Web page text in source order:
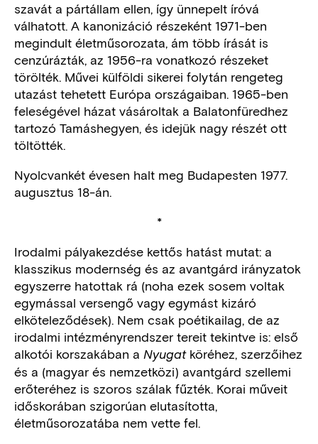
szavát a pártállam ellen, így ünnepelt íróvá
válhatott. A kanonizáció részeként 1971-ben
megindult életműsorozata, ám több írását is
cenzúrázták, az 1956-ra vonatkozó részeket
törölték. Művei külföldi sikerei folytán rengeteg
utazást tehetett Európa országaiban. 1965-ben
feleségével házat vásároltak a Balatonfüredhez
tartozó Tamáshegyen, és idejük nagy részét ott
töltötték.
Nyolcvankét évesen halt meg Budapesten 1977.
augusztus 18-án.
*
Irodalmi pályakezdése kettős hatást mutat: a
klasszikus modernség és az avantgárd irányzatok
egyszerre hatottak rá (noha ezek sosem voltak
egymással versengő vagy egymást kizáró
elköteleződések). Nem csak poétikailag, de az
irodalmi intézményrendszer tereit tekintve is: első
alkotói korszakában a Nyugatköréhez, szerzőihez
és a (magyar és nemzetközi) avantgárd szellemi
erőteréhez is szoros szálak fűzték. Korai műveit
időskorában szigorúan elutasította,
életműsorozatába nem vette fel.